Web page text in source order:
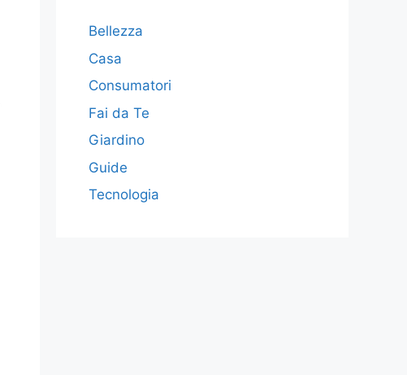
Bellezza
Casa
Consumatori
Fai da Te
Giardino
Guide
Tecnologia